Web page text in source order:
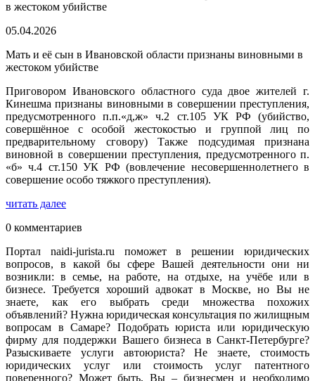
05.04.2026
Мать и её сын в Ивановской области признаны виновными в
жестоком убийстве
Приговором Ивановского областного суда двое жителей г.
Кинешма признаны виновными в совершении преступления,
предусмотренного п.п.«д,ж» ч.2 ст.105 УК РФ (убийство,
совершённое с особой жестокостью и группой лиц по
предварительному сговору) Также подсудимая признана
виновной в совершении преступления, предусмотренного п.
«б» ч.4 ст.150 УК РФ (вовлечение несовершеннолетнего в
совершение особо тяжкого преступления).
читать далее
0 комментариев
Портал naidi-jurista.ru поможет в решении юридических
вопросов, в какой бы сфере Вашей деятельности они ни
возникли: в семье, на работе, на отдыхе, на учёбе или в
бизнесе. Требуется хороший адвокат в Москве, но Вы не
знаете, как его выбрать среди множества похожих
объявлений? Нужна юридическая консультация по жилищным
вопросам в Самаре? Подобрать юриста или юридическую
фирму для поддержки Вашего бизнеса в Санкт-Петербурге?
Разыскиваете услуги автоюриста? Не знаете, стоимость
юридических услуг или стоимость услуг патентного
поверенного? Может быть, Вы – бизнесмен и необходимо